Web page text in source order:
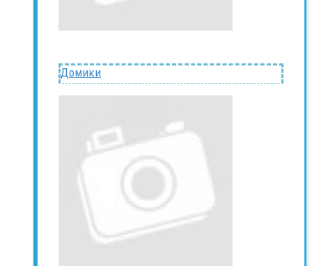
Домики